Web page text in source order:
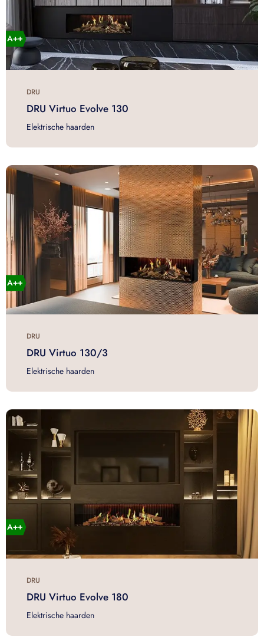
DRU
DRU Virtuo Evolve 130
Elektrische haarden
DRU
DRU Virtuo 130/3
Elektrische haarden
DRU
DRU Virtuo Evolve 180
Elektrische haarden